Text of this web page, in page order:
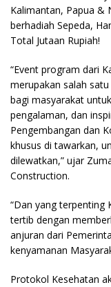
Kalimantan, Papua &
berhadiah Sepeda,
Total Jutaan Rupiah!
“Event program dari
merupakan salah
bagi masyarakat
pengalaman, dan
Pengembangan dan
khusus di tawarkan,
dilewatkan,” ujar
Construction.
“Dan yang terpenting
tertib dengan
anjuran dari
kenyamanan
Protokol Kesehatan